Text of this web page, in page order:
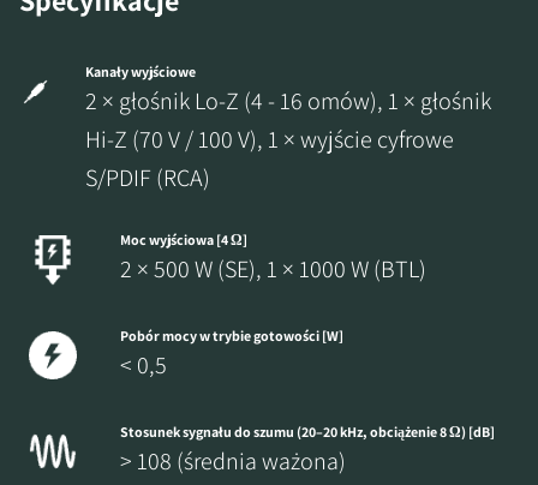
Kanały wyjściowe
2 × głośnik Lo-Z (4 - 16 omów), 1 × głośnik
Hi-Z (70 V / 100 V), 1 × wyjście cyfrowe
S/PDIF (RCA)
Moc wyjściowa [4 Ω]
2 × 500 W (SE), 1 × 1000 W (BTL)
Pobór mocy w trybie gotowości [W]
< 0,5
Stosunek sygnału do szumu (20–20 kHz, obciążenie 8 Ω) [dB]
> 108 (średnia ważona)
ZAREJESTRUJ SIĘ, ABY
POBRAĆ
Wypełnij formularz, aby uzyskać
natychmiastowy dostęp do wszystkich
zablokowanych plików do pobrania w